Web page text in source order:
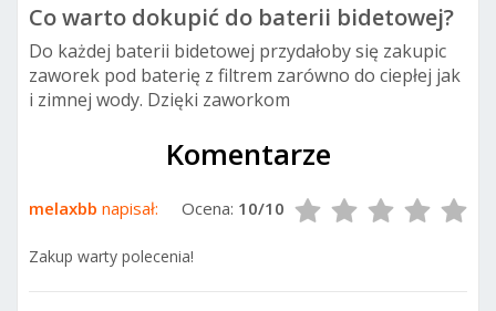
Co warto dokupić do baterii bidetowej?
Do każdej baterii bidetowej przydałoby się zakupic
zaworek pod baterię z filtrem zarówno do ciepłej jak
i zimnej wody. Dzięki zaworkom
Komentarze
melaxbb napisał: Ocena: 10/10
Zakup warty polecenia!